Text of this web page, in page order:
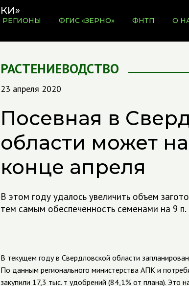
РЕГИОНЫ ФГИС «ЗЕРНО» ФНТП О
РАСТЕНИЕВОДСТВО
23 апреля 2020
Посевная в
области может
конце апреля
В этом году удалось увеличить объем
тем самым обеспеченность семенами на 9 п.
В текущем году в Свердловской области
По данным регионального министерства АПК и
закупили 17,3 тыс. т удобрений (84,1% от плана). Это